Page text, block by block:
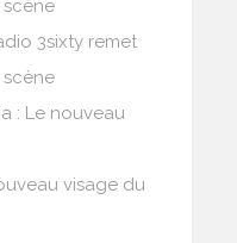
3sixty remet
: Le nouveau
visage du